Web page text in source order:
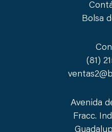
Bolsa
(81)
Avenida
Fracc.